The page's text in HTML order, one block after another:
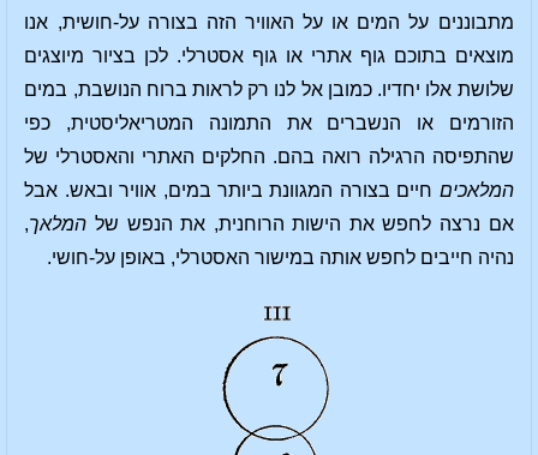
מתבוננים על המים או על האוויר הזה בצורה על-חושית, אנו
מוצאים בתוכם גוף אתרי או גוף אסטרלי. לכן בציור מיוצגים
שלושת אלו יחדיו. כמובן אל לנו רק לראות ברוח הנושבת, במים
הזורמים או הנשברים את התמונה המטריאליסטית, כפי
שהתפיסה הרגילה רואה בהם. החלקים האתרי והאסטרלי של
המלאכים חיים בצורה המגוונת ביותר במים, אוויר ובאש. אבל
אם נרצה לחפש את הישות הרוחנית, את הנפש של המלאך,
נהיה חייבים לחפש אותה במישור האסטרלי, באופן על-חושי.